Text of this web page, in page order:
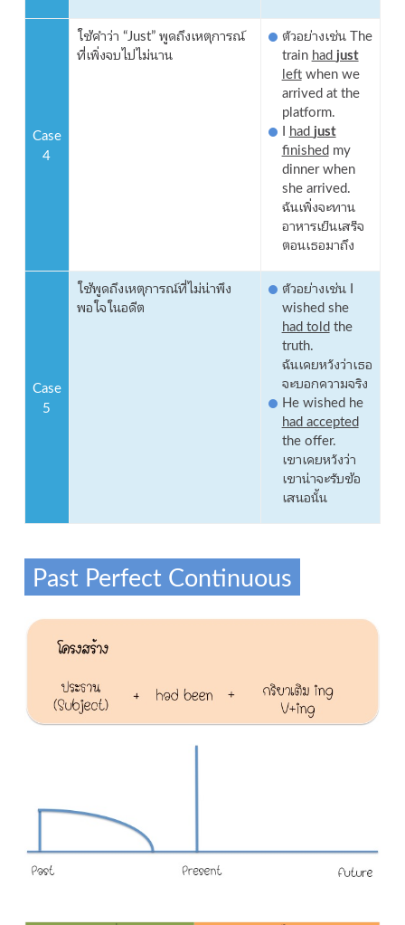
Case
4
ใช้คำว่า “Just” พูดถึงเหตุการณ์
ที่เพิ่งจบไปไม่นาน
ตัวอย่างเช่น The
train had just
leftwhen we
arrived at the
platform.
I had just
finishedmy
dinner when
she arrived.
ฉันเพิ่งจะทาน
อาหารเย็นเสร็จ
ตอนเธอมาถึง
Case
5
ใช้พูดถึงเหตุการณ์ที่ไม่น่าพึง
พอใจในอดีต
ตัวอย่างเช่น I
wished she
had toldthe
truth.
ฉันเคยหวังว่าเธอ
จะบอกความจริง
He wished he
had accepted
the offer.
เขาเคยหวังว่า
เขาน่าจะรับข้อ
เสนอนั้น
Past Perfect Continuous